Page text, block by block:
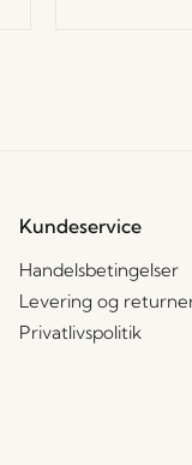
Kundeservice
Handelsbetingelser
Levering og
Privatlivspolitik